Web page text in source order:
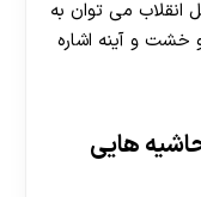
انقلاب می توان به
خشت و آینه اشاره
هایی